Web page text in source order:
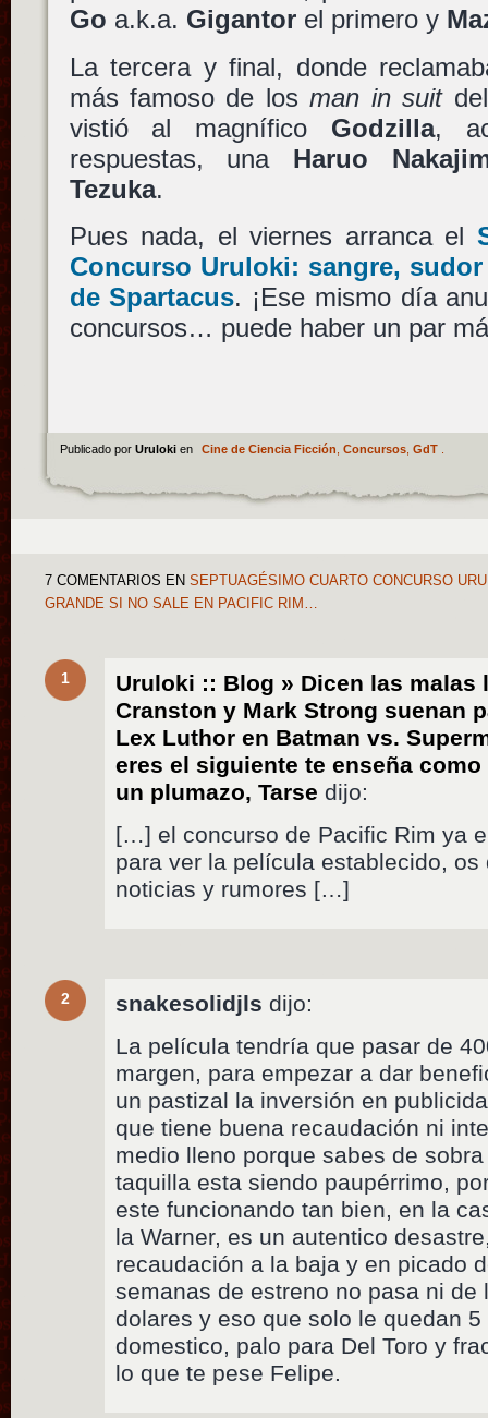
Go a.k.a. Gigantorel primero y
La tercera y final, donde
más famoso de losman in suitdel
vistió al magnífico Godzilla,
respuestas, una Haruo
Tezuka.
Pues nada, el viernes arranca el
Concurso Uruloki: sangre,
de Spartacus. ¡Ese mismo día
concursos… puede haber un par
Publicado por Uruloki en Cine de Ciencia Ficción Concursos, GdT.
7 COMENTARIOS EN SEPTUAGÉSIMO CUARTO CONCURSO
GRANDE SI NO SALE EN PACIFIC RIM…
1
Uruloki :: Blog » Dicen las malas
Cranston y Mark Strong suenan
Lex Luthor en Batman vs.
eres el siguiente te enseña
un plumazo, Tarse dijo:
[…] el concurso de Pacific Rim ya
para ver la película establecido,
noticias y rumores […]
2 snakesolidjls dijo:
La película tendría que pasar de
margen, para empezar a dar
un pastizal la inversión en
que tiene buena recaudación ni
medio lleno porque sabes de
taquilla esta siendo paupérrimo,
este funcionando tan bien, en la
la Warner, es un autentico
recaudación a la baja y en picado
semanas de estreno no pasa ni de
dolares y eso que solo le quedan
domestico, palo para Del Toro y
lo que te pese Felipe.